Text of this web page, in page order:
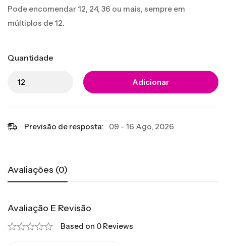
Pode encomendar 12, 24, 36 ou mais, sempre em
múltiplos de 12.
Quantidade
Adicionar
Previsão de resposta: 09 - 16 Ago, 2026
Avaliações (0)
Avaliação E Revisão
Based on 0 Reviews